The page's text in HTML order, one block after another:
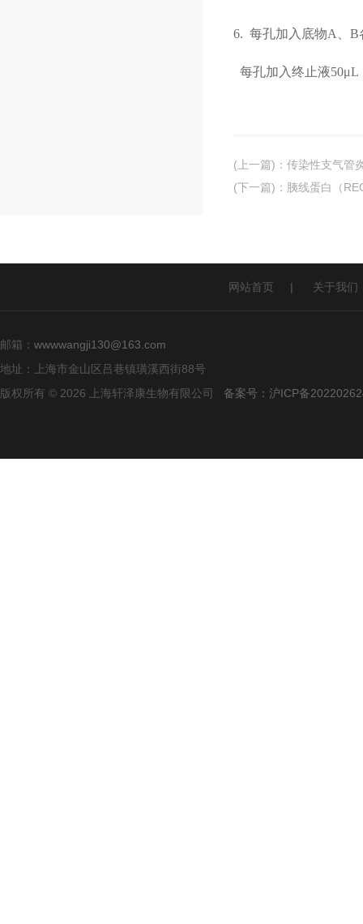
6. 每孔加入底物A、B
每孔加入终止液50μL
(上一篇) ： 传染性支气管
(下一篇) ： 胰线蛋白（
网站首页 | 关于我们
邮箱： wwwwangji130@163.com
地址：上海市金山区吕巷镇璜溪西街88号
版权所有 © 2026 上海轩泽康生物有限公司 备案号：沪ICP备